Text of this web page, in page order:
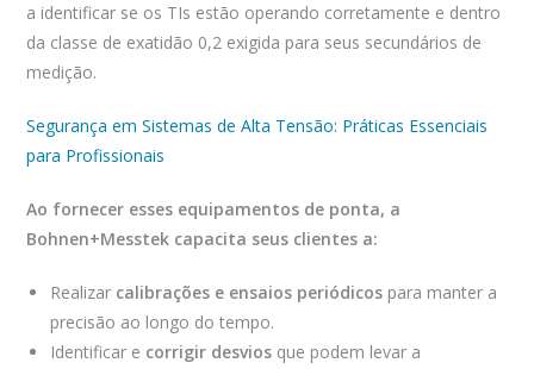
a identificar se os TIs estão operando corretamente e dentro
da classe de exatidão 0,2 exigida para seus secundários de
medição.
Segurança em Sistemas de Alta Tensão: Práticas Essenciais
para Profissionais
Ao fornecer esses equipamentos de ponta, a
Bohnen+Messtek capacita seus clientes a:
Realizar calibrações e ensaios periódicos para manter a
precisão ao longo do tempo.
Identificar e corrigir desvios que podem levar a